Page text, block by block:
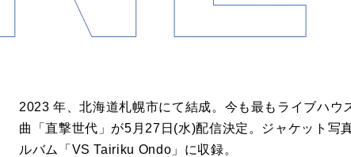
2023 年、北海道札幌市にて結成。 今も最もライブハウ
曲
「直撃世代 」が5 月 27 日 (水)配信決定 。ジャケット写
ルバム「VS Tairiku Ondo」に収録。